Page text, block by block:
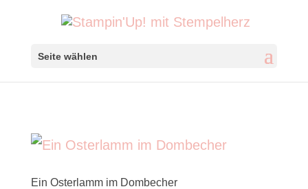
Seite wählen
Ein Osterlamm im Dombecher